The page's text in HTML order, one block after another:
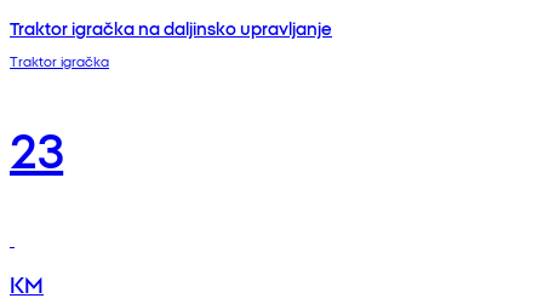
Traktor igračka na daljinsko upravljanje
Traktor igračka
23
KM